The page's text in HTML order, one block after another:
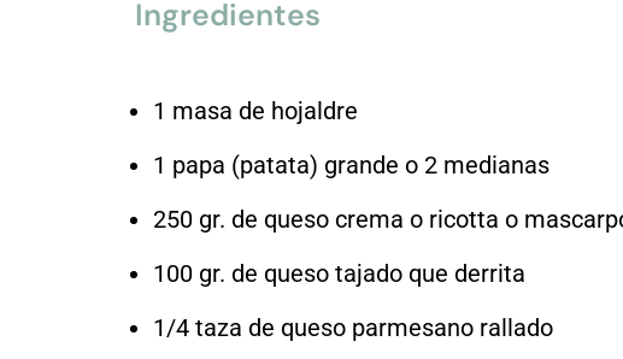
Ingredientes
1 masa de hojaldre
1 papa (patata) grande o 2 medianas
250 gr. de queso crema o ricotta o
100 gr. de queso tajado que derrita
1/4 taza de queso parmesano rallado